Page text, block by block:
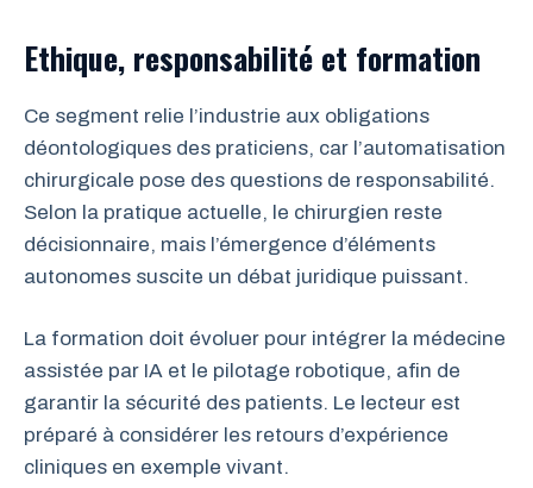
Ethique, responsabilité et formation
Ce segment relie l’industrie aux obligations
déontologiques des praticiens, car l’automatisation
chirurgicale pose des questions de responsabilité.
Selon la pratique actuelle, le chirurgien reste
décisionnaire, mais l’émergence d’éléments
autonomes suscite un débat juridique puissant.
La formation doit évoluer pour intégrer la médecine
assistée par IA et le pilotage robotique, afin de
garantir la sécurité des patients. Le lecteur est
préparé à considérer les retours d’expérience
cliniques en exemple vivant.